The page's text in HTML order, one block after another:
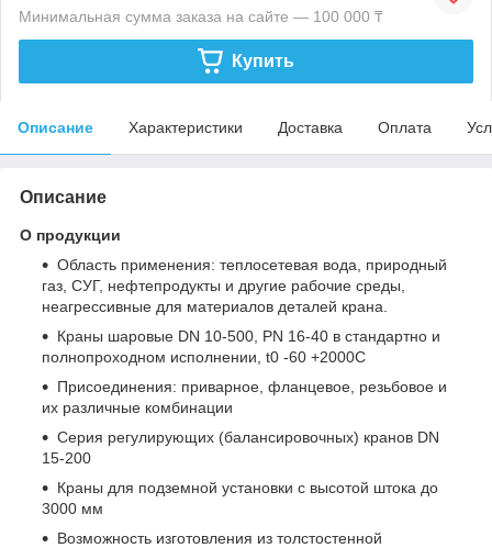
Минимальная сумма заказа на сайте — 100 000 ₸
Купить
Описание Характеристики Доставка Оплата
Описание
О продукции
Область применения: теплосетевая вода, природный
газ, СУГ, нефтепродукты и другие рабочие среды,
неагрессивные для материалов деталей крана.
Краны шаровые DN 10-500, PN 16-40 в стандартно и
полнопроходном исполнении, t0 -60 +2000С
Присоединения: приварное, фланцевое, резьбовое и
их различные комбинации
Серия регулирующих (балансировочных) кранов DN
15-200
Краны для подземной установки с высотой штока до
3000 мм
Возможность изготовления из толстостенной